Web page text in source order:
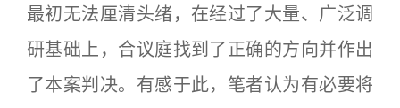
最初无法厘清头绪，在经过了大量、广泛调
研基础上，合议庭找到了正确的方向并作出
了本案判决。有感于此，笔者认为有必要将